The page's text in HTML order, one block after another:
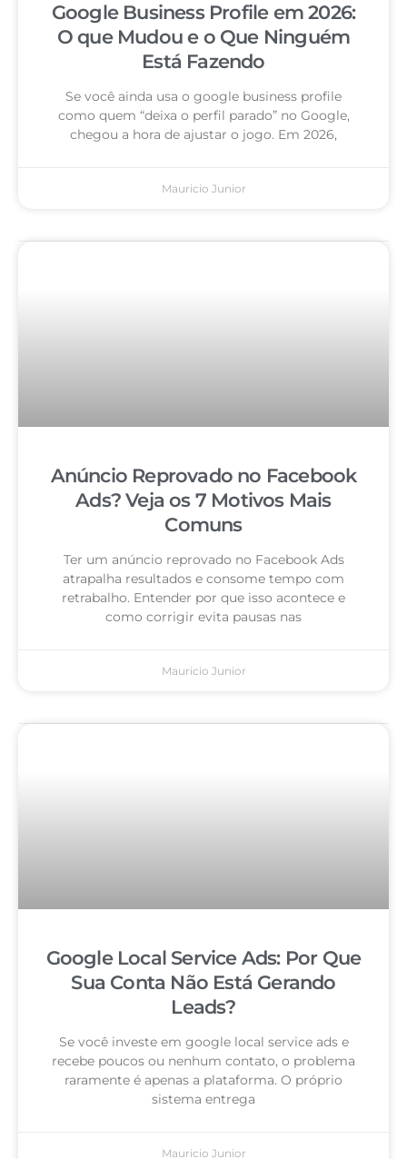
Google Business Profile em 2026:
O que Mudou e o Que Ninguém
Está Fazendo
Se você ainda usa o google business profile
como quem “deixa o perfil parado” no Google,
chegou a hora de ajustar o jogo. Em 2026,
Mauricio Junior
Anúncio Reprovado no Facebook
Ads? Veja os 7 Motivos Mais
Comuns
Ter um anúncio reprovado no Facebook Ads
atrapalha resultados e consome tempo com
retrabalho. Entender por que isso acontece e
como corrigir evita pausas nas
Mauricio Junior
Google Local Service Ads: Por Que
Sua Conta Não Está Gerando
Leads?
Se você investe em google local service ads e
recebe poucos ou nenhum contato, o problema
raramente é apenas a plataforma. O próprio
sistema entrega
Mauricio Junior